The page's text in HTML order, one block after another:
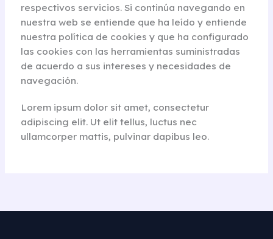
respectivos servicios. Si continúa navegando en
nuestra web se entiende que ha leído y entiende
nuestra política de cookies y que ha configurado
las cookies con las herramientas suministradas
de acuerdo a sus intereses y necesidades de
navegación.
Lorem ipsum dolor sit amet, consectetur
adipiscing elit. Ut elit tellus, luctus nec
ullamcorper mattis, pulvinar dapibus leo.